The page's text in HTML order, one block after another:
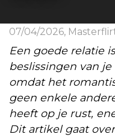
07/04/2026,
Een goede relatie
beslissingen van
omdat het
geen enkele
heeft op je rust,
Dit artikel gaat